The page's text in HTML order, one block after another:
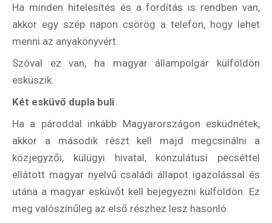
Költözünk!
Kaland -
játék -
kockázat
Élmény
Feliratkozom
Ha minden hitelesítés és a fordítás is rendben van,
akkor egy szép napon csörög a telefon, hogy lehet
menni az anyakönyvért.
Szóval ez van, ha magyar állampolgár külföldön
esküszik.
Két esküvő dupla buli
Ha a pároddal inkább Magyarországon esküdnétek,
akkor a második részt kell majd megcsinálni a
közjegyzői, külügyi hivatal, konzulátusi pecséttel
ellátott magyar nyelvű családi állapot igazolással és
utána a magyar esküvőt kell bejegyezni külföldön. Ez
meg valószínűleg az első részhez lesz hasonló.